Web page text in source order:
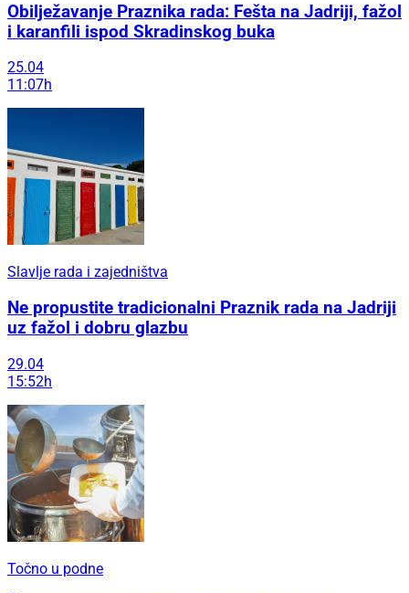
Obilježavanje Praznika rada: Fešta na Jadriji, fažol
i karanfili ispod Skradinskog buka
25.04
11:07h
Slavlje rada i zajedništva
Ne propustite tradicionalni Praznik rada na Jadriji
uz fažol i dobru glazbu
29.04
15:52h
Točno u podne